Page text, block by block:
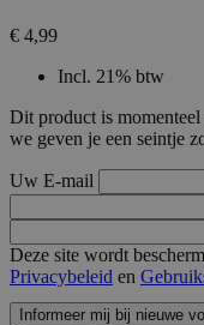
€ 4,99
Incl. 21% btw
Dit product is
we geven je een seintje
Uw E-mail
Deze site wordt
Privacybeleid en
Informeer mij bij nieuwe